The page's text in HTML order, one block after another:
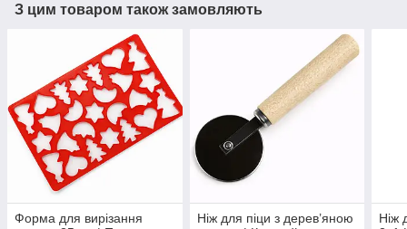
З цим товаром також замовляють
Форма для вирізання
Ніж для піци з дерев’яною
Ніж